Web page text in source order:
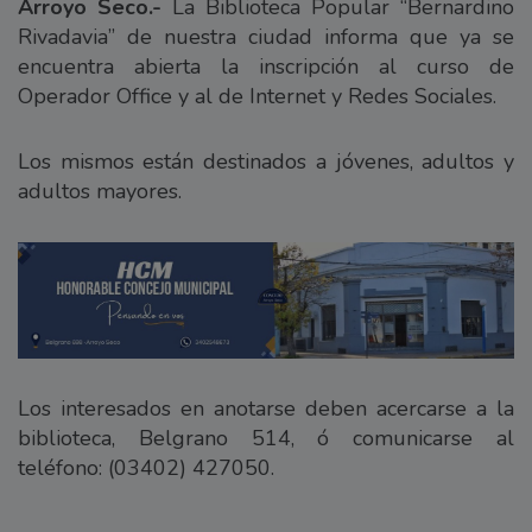
Arroyo Seco.- La Biblioteca Popular “Bernardino
Rivadavia” de nuestra ciudad informa que ya se
encuentra abierta la inscripción al curso de
Operador Office y al de Internet y Redes Sociales.
Los mismos están destinados a jóvenes, adultos y
adultos mayores.
Los interesados en anotarse deben acercarse a la
biblioteca, Belgrano 514, ó comunicarse al
teléfono: (03402) 427050.